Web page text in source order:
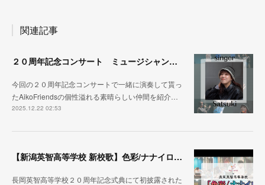
関連記事
２０周年記念コンサート ミュージシャン紹介その③
今回の２０周年記念コンサートで一緒に演奏して貰っ
たAikoFriendsの個性溢れる素晴らしい仲間を紹介…
2025.12.22 02:53
【新潟英智高等学校 新校歌】色彩/ナナイロ ２０周年記念式典から１ヶ月
長岡英智高等学校２０周年記念式典にて初披露された